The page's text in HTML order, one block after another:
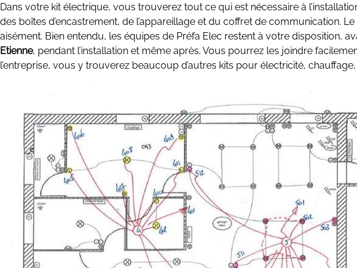
Dans votre kit électrique, vous trouverez tout ce qui est nécessaire à
des boîtes d’encastrement, de l’appareillage et du coffret de communication.
aisément. Bien entendu, les équipes de Préfa Elec restent à votre disposition,
Etienne, pendant l’installation et même après. Vous pourrez les joindre
l’entreprise, vous y trouverez beaucoup d’autres kits pour électricité,